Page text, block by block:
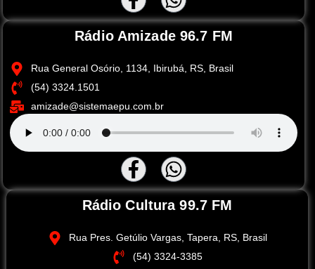
Rádio Amizade 96.7 FM
Rua General Osório, 1134, Ibirubá, RS, Brasil
(54) 3324.1501
amizade@sistemaepu.com.br
Rádio Cultura 99.7 FM
Rua Pres. Getúlio Vargas, Tapera, RS, Brasil
(54) 3324-3385